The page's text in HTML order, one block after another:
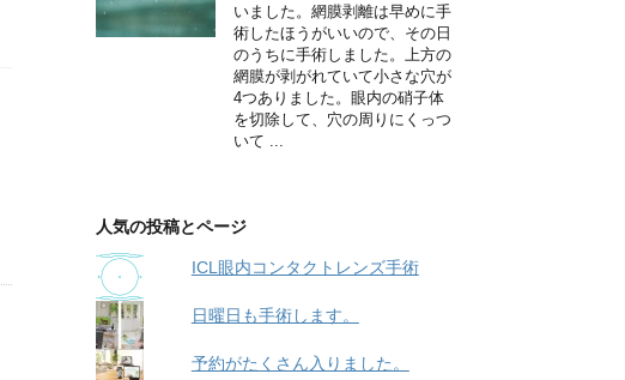
いました。網膜剥離は早めに手
術したほうがいいので、その日
のうちに手術しました。上方の
網膜が剥がれていて小さな穴が
4つありました。眼内の硝子体
を切除して、穴の周りにくっつ
いて ...
人気の投稿とページ
ICL眼内コンタクトレンズ手術
日曜日も手術します。
予約がたくさん入りました。